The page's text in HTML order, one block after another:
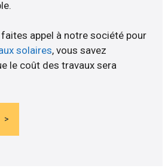
appel à notre société pour
solaires, vous savez
le coût des travaux sera